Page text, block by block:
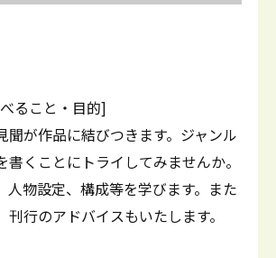
ること・目的]
聞が作品に結びつきます。ジャンル
書くことにトライしてみませんか。
人物設定、構成等を学びます。また
行のアドバイスもいたします。